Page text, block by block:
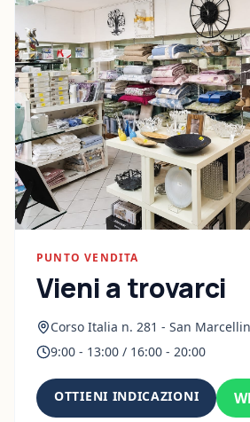
PUNTO VENDITA
Vieni a trovarci
Corso Italia n. 281 - San
9:00 - 13:00 / 16:00 - 20:00
OTTIENI INDICAZIONI